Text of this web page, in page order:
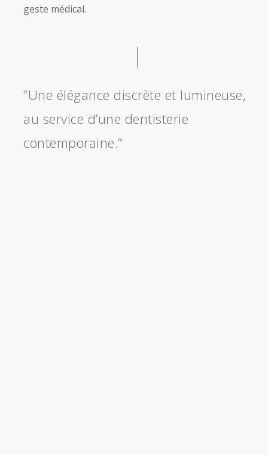
geste médical.
“Une élégance discrète et lumineuse,
au service d’une dentisterie
contemporaine.”